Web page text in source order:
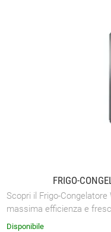
FRIGO-
Scopri il Frigo-
massima efficienza e
Disponibile